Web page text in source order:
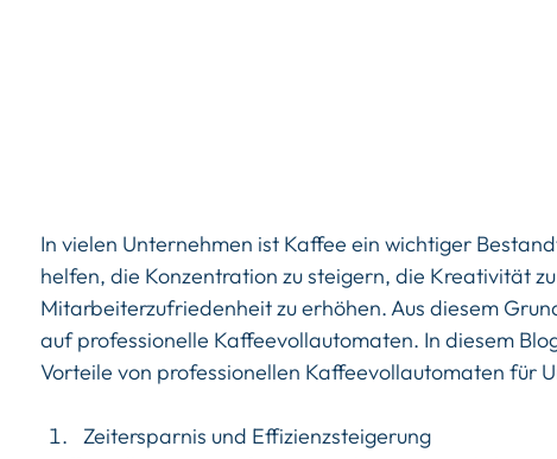
In vielen Unternehmen ist Kaffee ein wichtiger
helfen, die Konzentration zu steigern, die Kreativität
Mitarbeiterzufriedenheit zu erhöhen. Aus diesem
auf professionelle Kaffeevollautomaten. In diesem
Vorteile von professionellen Kaffeevollautomaten für
Zeitersparnis und Effizienzsteigerung